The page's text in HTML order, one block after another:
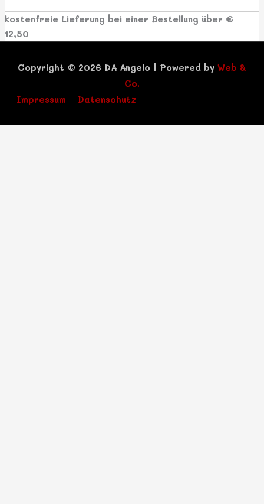
kostenfreie Lieferung bei einer Bestellung über €
12,50
Copyright © 2026 DA Angelo Powered by Web &
Co.
Impressum
Datenschutz